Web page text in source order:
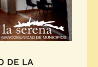
DE LA